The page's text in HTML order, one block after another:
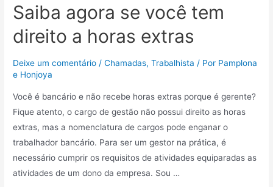
Saiba agora se você tem
direito a horas extras
Deixe um comentário /Chamadas,Trabalhista / Por Pamplona
e Honjoya
Você é bancário e não recebe horas extras porque é gerente?
Fique atento, o cargo de gestão não possui direito as horas
extras, mas a nomenclatura de cargos pode enganar o
trabalhador bancário. Para ser um gestor na prática, é
necessário cumprir os requisitos de atividades equiparadas as
atividades de um dono da empresa. Sou …